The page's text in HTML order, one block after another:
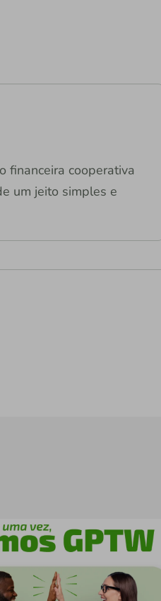
financeira cooperativa
um jeito simples e